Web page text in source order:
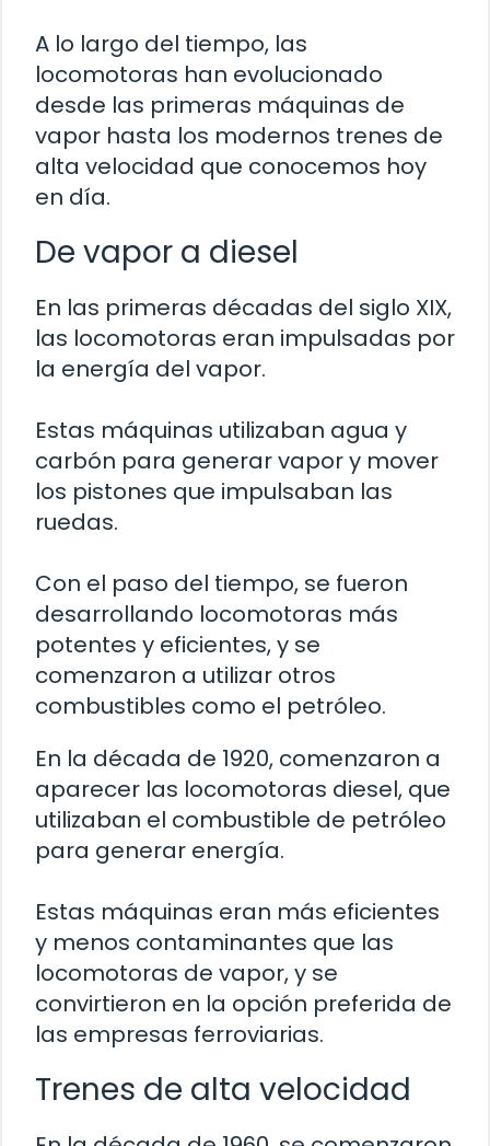
A lo largo del tiempo, las
locomotoras han evolucionado
desde las primeras máquinas de
vapor hasta los modernos trenes de
alta velocidad que conocemos hoy
en día.
De vapor a diesel
En las primeras décadas del siglo XIX,
las locomotoras eran impulsadas por
la energía del vapor.
Estas máquinas utilizaban agua y
carbón para generar vapor y mover
los pistones que impulsaban las
ruedas.
Con el paso del tiempo, se fueron
desarrollando locomotoras más
potentes y eficientes, y se
comenzaron a utilizar otros
combustibles como el petróleo.
En la década de 1920, comenzaron a
aparecer las locomotoras diesel, que
utilizaban el combustible de petróleo
para generar energía.
Estas máquinas eran más eficientes
y menos contaminantes que las
locomotoras de vapor, y se
convirtieron en la opción preferida de
las empresas ferroviarias.
Trenes de alta velocidad